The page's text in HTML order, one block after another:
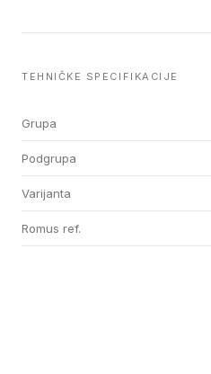
TEHNIČKE SPECIFIKACIJE
Grupa
Podgrupa
Varijanta
Romus ref.